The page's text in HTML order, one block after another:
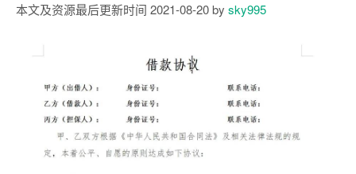
本文及资源最后更新时间 2021-08-20 by sky995